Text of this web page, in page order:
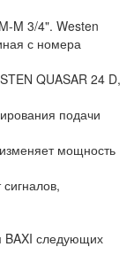
M 3/4". Westen
с номера
QUASAR 24 D,
подачи
мощность
BAXI следующих